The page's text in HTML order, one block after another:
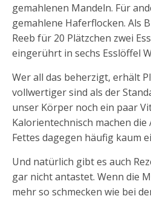
gemahlenen Mandeln. Für
gemahlene Haferflocken. Als
Reeb für 20 Plätzchen zwei
eingerührt in sechs Esslöffel
Wer all das beherzigt, erhält
vollwertiger sind als der
unser Körper noch ein paar
Kalorientechnisch machen
Fettes dagegen häufig kaum
Und natürlich gibt es auch
gar nicht antastet. Wenn die
mehr so schmecken wie bei